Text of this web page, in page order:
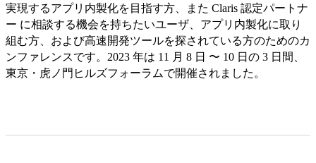
実現するアプリ内製化を目指す方、また Claris 認定パートナ
ー に相談する機会を持ちたいユーザ、アプリ内製化に取り
組む方、および高速開発ツールを探されている方のためのカ
ンファレンスです。2023 年は 11 月 8 日 〜 10 日の 3 日間、
東京・虎ノ門ヒルズフォーラムで開催されました。